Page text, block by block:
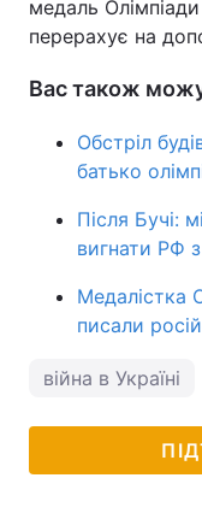
медаль Олімпіади
перерахує на
Вас також
Обстріл
батько
Після Бучі:
вигнати РФ
Медалістка
писали
війна в Україні